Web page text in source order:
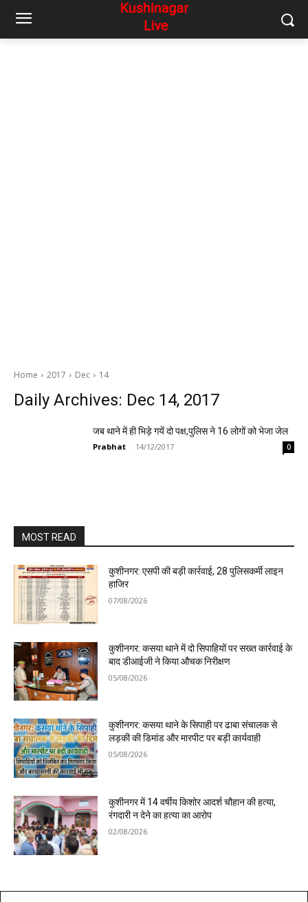
Home 2017 Dec 14
Daily Archives: Dec 14, 2017
जब थाने में ही भिड़े गयें दो पक्ष,पुलिस ने 16 लोगों को भेजा जेल
Prabhat - 14/12/2017 0
MOST READ
कुशीनगर: एसपी की बड़ी कार्रवाई, 28 पुलिसकर्मी लाइन
हाजिर
07/08/2026
कुशीनगर: कसया थाने में दो सिपाहियों पर सख्त कार्रवाई के
बाद डीआईजी ने किया औचक निरीक्षण
05/08/2026
कुशीनगर: कसया थाने के सिपाही पर ढाबा संचालक से
लड़की की डिमांड और मारपीट पर बड़ी कार्यवाही
05/08/2026
कुशीनगर में 14 वर्षीय किशोर आदर्श चौहान की हत्या,
रंगदारी न देने का हत्या का आरोप
02/08/2026